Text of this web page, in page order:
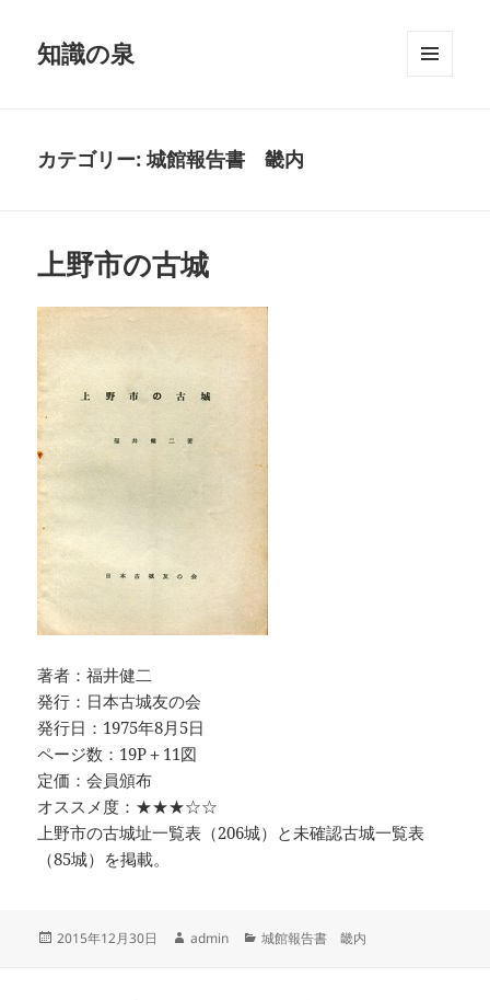
知識の泉
カテゴリー:城館報告書 畿内
上野市の古城
著者：福井健二
発行：日本古城友の会
発行日：1975年8月5日
ページ数：19P＋11図
定価：会員頒布
オススメ度：★★★☆☆
上野市の古城址一覧表（206城）と未確認古城一覧表
（85城）を掲載。
投
2015年12月30日
作
admin
カ
城館報告書 畿内